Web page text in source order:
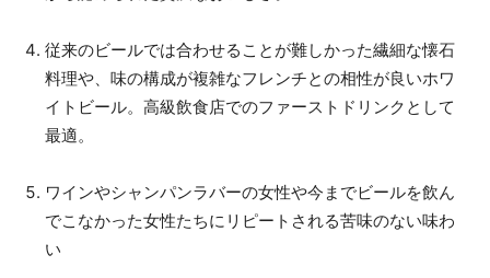
従来のビールでは合わせることが難しかった繊細な懐石
料理や、味の構成が複雑なフレンチとの相性が良いホワ
イトビール。高級飲食店でのファーストドリンクとして
最適。
ワインやシャンパンラバーの女性や今までビールを飲ん
でこなかった女性たちにリピートされる苦味のない味わ
い